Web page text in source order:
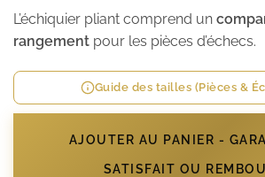
L’échiquier pliant comprend un
rangement pour les pièces d’échecs.
Guide des tailles (Pièces &
AJOUTER AU PANIER -
SATISFAIT OU